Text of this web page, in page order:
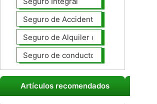
Seguro de Accidentes Personales
Seguro de Alquiler de coches
Seguro de conductores no asegurados
Artículos recomendados